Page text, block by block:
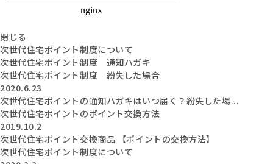
閉じる
次世代住宅ポイント制度について
次世代住宅ポイント制度 通知ハガキ
次世代住宅ポイント制度 紛失した場合
2020.6.23
次世代住宅ポイントの通知ハガキはいつ届く？紛失した場...
次世代住宅ポイントのポイント交換方法
2019.10.2
次世代住宅ポイント交換商品 【ポイントの交換方法】
次世代住宅ポイント制度について